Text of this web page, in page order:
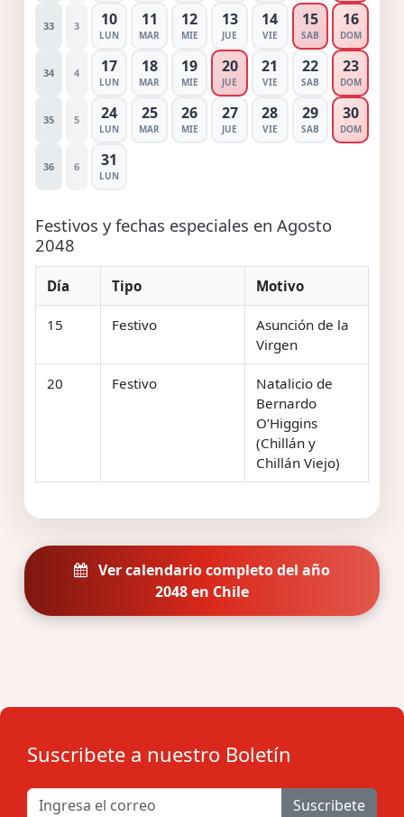
33 3 10
LUN
11
MAR
12
MIE
13
JUE
14
VIE
15
SAB
16
DOM
34 4 17
LUN
18
MAR
19
MIE
20
JUE
21
VIE
22
SAB
23
DOM
35 5 24
LUN
25
MAR
26
MIE
27
JUE
28
VIE
29
SAB
30
DOM
36 6 31
LUN
Festivos y fechas especiales en Agosto
2048
Día Tipo Motivo
15 Festivo
Asunción de la
Virgen
20 Festivo
Natalicio de
Bernardo
O’Higgins
(Chillán y
Chillán Viejo)
Ver calendario completo del año
2048 en Chile
Suscribete a nuestro Boletín
Suscribete